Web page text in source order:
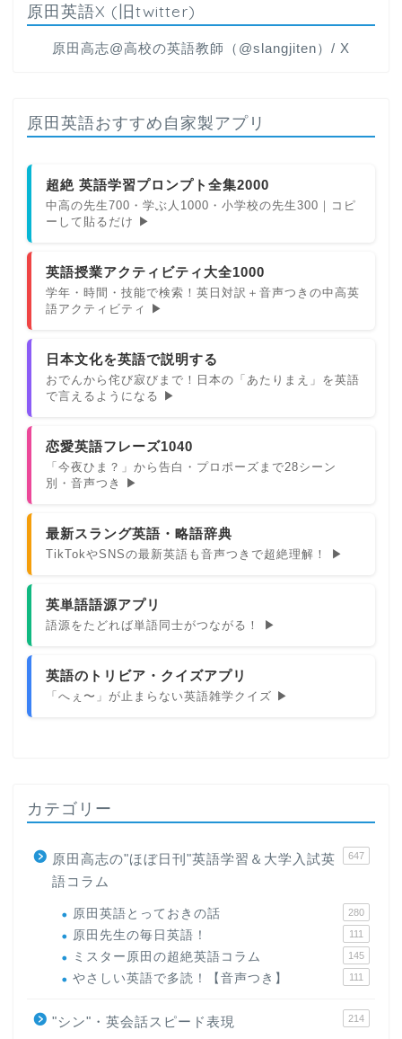
原田英語X (旧twitter)
原田高志@高校の英語教師（@slangjiten）/ X
原田英語おすすめ自家製アプリ
超絶 英語学習プロンプト全集2000
中高の先生700・学ぶ人1000・小学校の先生300｜コピ
ーして貼るだけ ▶
英語授業アクティビティ大全1000
学年・時間・技能で検索！英日対訳＋音声つきの中高英
語アクティビティ ▶
日本文化を英語で説明する
おでんから侘び寂びまで！日本の「あたりまえ」を英語
で言えるようになる ▶
恋愛英語フレーズ1040
「今夜ひま？」から告白・プロポーズまで28シーン
別・音声つき ▶
最新スラング英語・略語辞典
TikTokやSNSの最新英語も音声つきで超絶理解！ ▶
英単語語源アプリ
語源をたどれば単語同士がつながる！ ▶
英語のトリビア・クイズアプリ
「へぇ〜」が止まらない英語雑学クイズ ▶
カテゴリー
原田高志の"ほぼ日刊"英語学習＆大学入試英
語コラム
647
原田英語とっておきの話 280
原田先生の毎日英語！ 111
ミスター原田の超絶英語コラム 145
やさしい英語で多読！【音声つき】 111
"シン"・英会話スピード表現 214